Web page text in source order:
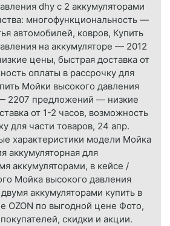
dhy с 2 аккумуляторами
многофункциональность —
автомобилей, ковров, Купить
на аккумуляторе — 2012
цены, быстрая доставка от
оплаты в рассрочку для
Мойки высокого давления
2207 предложений — низкие
от 1-2 часов, возможность
для части товаров, 24 апр.
характеристики модели Мойка
аккумуляторная для
аккумуляторами, в кейсе /
Мойка высокого давления
аккумуляторами купить в
OZON по выгодной цене Фото,
скидки и акции.